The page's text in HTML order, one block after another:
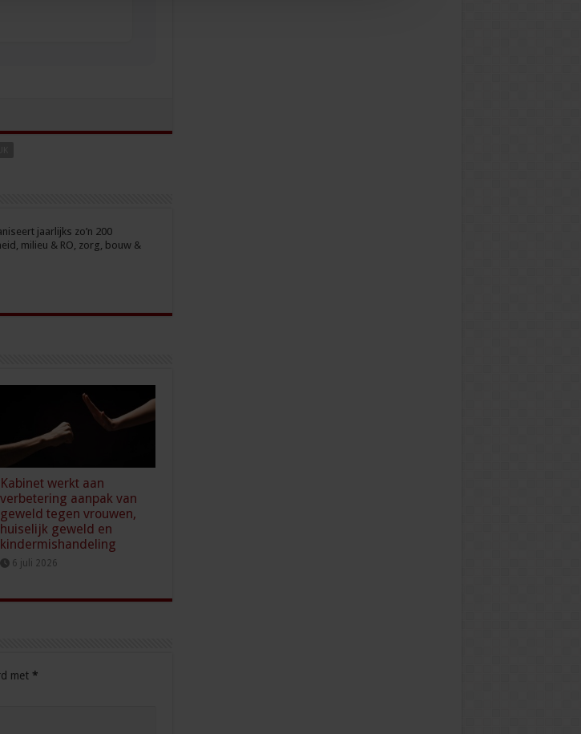
jaarlijks zo’n 200
milieu & RO, zorg, bouw &
Kabinet werkt aan
verbetering aanpak van
geweld tegen vrouwen,
huiselijk geweld en
kindermishandeling
6 juli 2026
met *